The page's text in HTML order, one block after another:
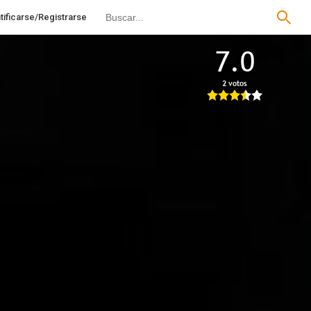
Registrarse
7.0
2 votos